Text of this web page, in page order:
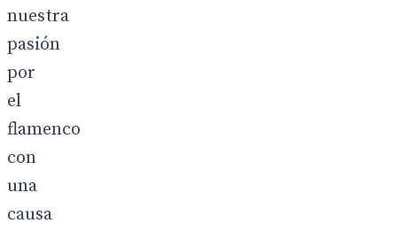
nuestra
pasión
por
el
flamenco
con
una
causa